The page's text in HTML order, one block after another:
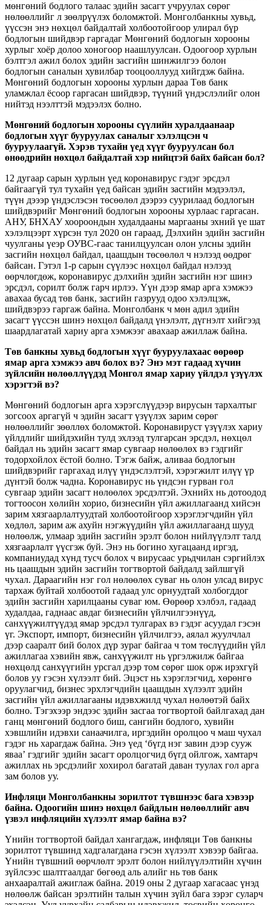
мөнгөний бодлого талаас эдийн засагт учруулах сөрөг
нөлөөллийг л зөөлрүүлэх боломжтой. Монголбанкны хувьд,
үүссэн энэ нөхцөл байдалтай холбоотойгоор улирал бүр
бодлогын шийдвэр гаргадаг Мөнгөний бодлогын хорооны
хурлыг хоёр долоо хоногоор наашлуулсан. Одоогоор хурлын
бэлтгэл ажил болох эдийн засгийн шинжилгээ болон
бодлогын саналын хувилбар тооцооллууд хийгдэж байна.
Мөнгөний бодлогын хорооны хурлын дараа Төв банк
уламжлал ёсоор гаргасан шийдвэр, түүний үндэслэлийг олон
нийтэд нээлттэй мэдээлэх болно.
Мөнгөний бодлогын хорооны сүүлийн хуралдаанаар
бодлогын хүүг бууруулах саналыг хэлэлцсэн ч
бууруулаагүй. Хэрэв тухайн үед хүүг бууруулсан бол
өнөөдрийн нөхцөл байдалтай хэр нийцтэй байх байсан бол?
12 дугаар сарын хурлын үед коронавирус гэдэг эрсдэл
байгаагүй тул тухайн үед байсан эдийн засгийн мэдээлэл,
түүн дэээр үндэслэсэн төсөөлөл дээрээ суурилаад бодлогын
шийдвэрийг Мөнгөний бодлогын хорооны хурлаас гаргасан.
АНУ, БНХАУ хоороондын худалдааны маргааны эхний үе шат
хэлэлцээрт хүрсэн тул 2020 он гараад, Дэлхийн эдийн засгийн
чуулганы үеэр ОУВС-гаас танилцуулсан олон улсны эдийн
засгийн нөхцөл байдал, цаашдын төсөөлөл ч нэлээд өөдрөг
байсан. Гэтэл 1-р сарын сүүлээс нөхцөл байдал нэлээд
өөрчлөгдөж, коронавирус дэлхийн эдийн засгийн нэг шинэ
эрсдэл, сорилт болж гарч ирлээ. Үүн дээр ямар арга хэмжээ
авахаа бусад төв банк, засгийн газрууд одоо хэлэлцэж,
шийдвэрээ гаргаж байна. Монголбанк ч мөн адил эдийн
засагт үүссэн шинэ нөхцөл байдалд үнэлэлт, дүгнэлт хийгээд
шаардлагатай хариу арга хэмжээг авахаар ажиллаж байна.
Төв банкны хувьд бодлогын хүүг бууруулахаас өөрөөр
ямар арга хэмжээ авч болох вэ? Энэ мэт гадаад хүчин
зүйлсийн нөлөөллүүдэд Монгол ямар хариу үйлдэл үзүүлэх
хэрэгтэй вэ?
Мөнгөний бодлогын арга хэрэгслүүдээр вирусын тархалтыг
зогсоох аргагүй ч эдийн засагт үзүүлэх зарим сөрөг
нөлөөллийг зөөллөх боломжтой. Коронавируст үзүүлэх хариу
үйлдлийг шийдэхийн тулд эхлээд тулгарсан эрсдэл, нөхцөл
байдал нь эдийн засагт ямар сувгаар нөлөөлөх вэ гэдгийг
тодорхойлох ёстой болно. Тэгж байж, аливаа бодлогын
шийдвэрийг гаргахад илүү үндэслэлтэй, хэрэгжилт илүү үр
дүнтэй болж чадна. Коронавирус нь үндсэн гурван гол
сувгаар эдийн засагт нөлөөлөх эрсдэлтэй. Эхнийх нь дотоодод
тогтоосон хөлийн хорио, бизнесийн үйл ажиллагаанд хийсэн
зарим хязгаарлалтуудтай холбоотойгоор хэрэглэгчдийн үйл
хөдлөл, зарим аж ахуйн нэгжүүдийн үйл ажиллагаанд шууд
нөлөөлж, улмаар эдийн засгийн эрэлт болон нийлүүлэлт талд
хязгаарлалт үүсгэж буй. Энэ нь богино хугацаанд иргэд,
компаниудад хүнд тусч болох ч вирусаас урьдчилан сэргийлэх
нь цаашдын эдийн засгийн тогтвортой байдалд зайлшгүй
чухал. Дараагийн нэг гол нөлөөлөх суваг нь олон улсад вирус
тархаж буйтай холбоотой гадаад улс орнуудтай холбогддог
эдийн засгийн харилцааны суваг юм. Өөрөөр хэлбэл, гадаад
худалдаа, гаднаас авдаг бизнесийн үйлчилгээнүүд,
санхүүжилтүүдэд ямар эрсдэл тулгарах вэ гэдэг асуудал гэсэн
үг. Экспорт, импорт, бизнесийн үйлчилгээ, аялал жуулчлал
дээр сааралт бий болох дүр зураг байгаа ч том төслүүдийн үйл
ажиллагаа хэвийн явж, санхүүжилт нь үргэлжилж байгаа
нөхцөлд санхүүгийн урсгал дээр том сөрөг шок орж ирэхгүй
болов уу гэсэн хүлээлт бий. Эцэст нь хэрэглэгчид, хөрөнгө
оруулагчид, бизнес эрхлэгчдийн цаашдын хүлээлт эдийн
засгийн үйл ажиллагааны идэвхжилд чухал нөлөөтэй байх
болно. Тэгэхээр эндээс эдийн засгаа тогтвортой байлгахад дан
ганц мөнгөний бодлого биш, сангийн бодлого, хувийн
хэвшлийн идэвхи санаачилга, иргэдийн оролцоо ч маш чухал
гэдэг нь харагдаж байна. Энэ үед ‘бүгд нэг завин дээр сууж
яваа’ гэдгийг эдийн засагт оролцогчид бүгд ойлгож, хамтарч
ажиллах нь эрсдэлийг хохирол багатай даван туулах гол арга
зам болов уу.
Инфляци Монголбанкны зорилтот түвшнээс бага хэвээр
байна. Одоогийн шинэ нөхцөл байдлын нөлөөллийг авч
үзвэл инфляцийн хүлээлт ямар байна вэ?
Үнийн тогтвортой байдал хангагдаж, инфляци Төв банкны
зорилтот түвшинд хадгалагдана гэсэн хүлээлт хэвээр байгаа.
Үнийн түвшний өөрчлөлт эрэлт болон нийлүүлэлтийн хүчин
зүйлсээс шалтгаалдаг бөгөөд аль алийг нь төв банк
анхааралтай ажиглаж байна. 2019 оны 2 дугаар хагасаас үнэд
нөлөөлж байсан эрэлтийн талын хүчин зүйл бага зэрэг суларч